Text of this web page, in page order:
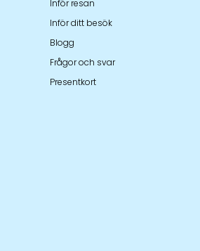
Inför resan
Inför ditt besök
Blogg
Frågor och svar
Presentkort